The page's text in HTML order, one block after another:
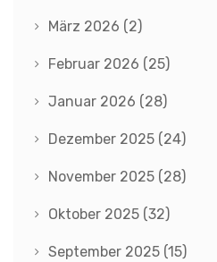
März 2026 (2)
Februar 2026 (25)
Januar 2026 (28)
Dezember 2025 (24)
November 2025 (28)
Oktober 2025 (32)
September 2025 (15)